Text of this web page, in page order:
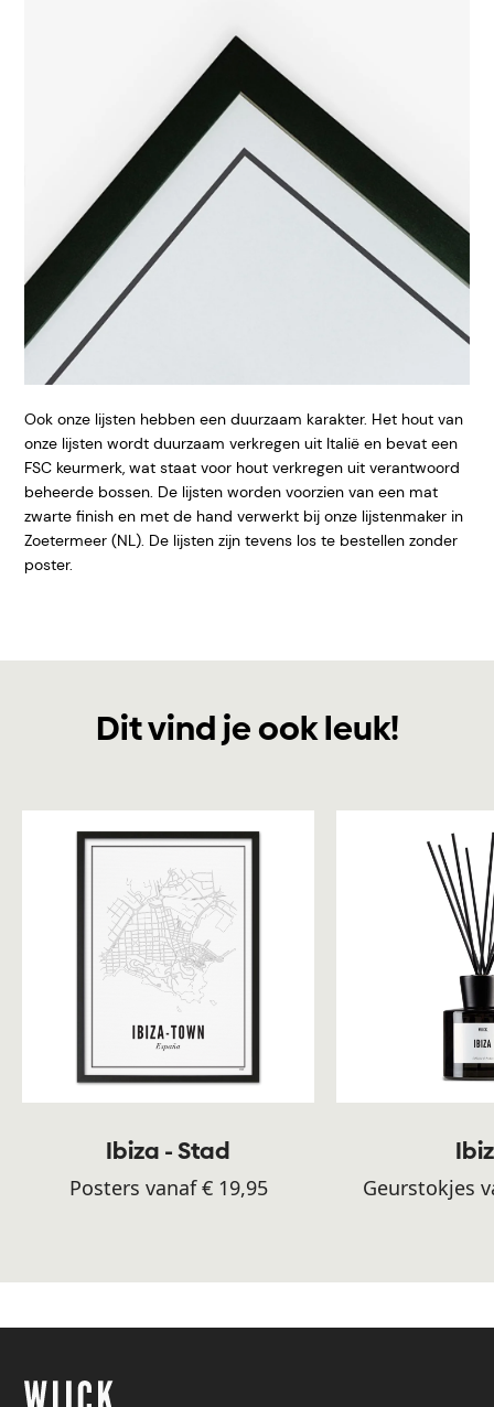
Ook onze lijsten hebben een duurzaam karakter. Het hout van
onze lijsten wordt duurzaam verkregen uit Italië en bevat een
FSC keurmerk, wat staat voor hout verkregen uit verantwoord
beheerde bossen. De lijsten worden voorzien van een mat
zwarte finish en met de hand verwerkt bij onze lijstenmaker in
Zoetermeer (NL). De lijsten zijn tevens los te bestellen zonder
poster.
Dit vind je ook leuk!
Ibiza - Stad
Posters vanaf € 19,95 Geurstokjes